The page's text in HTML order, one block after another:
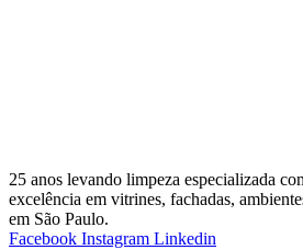
25 anos levando limpeza especializada
excelência em vitrines, fachadas,
em São Paulo.
Facebook Instagram Linkedin